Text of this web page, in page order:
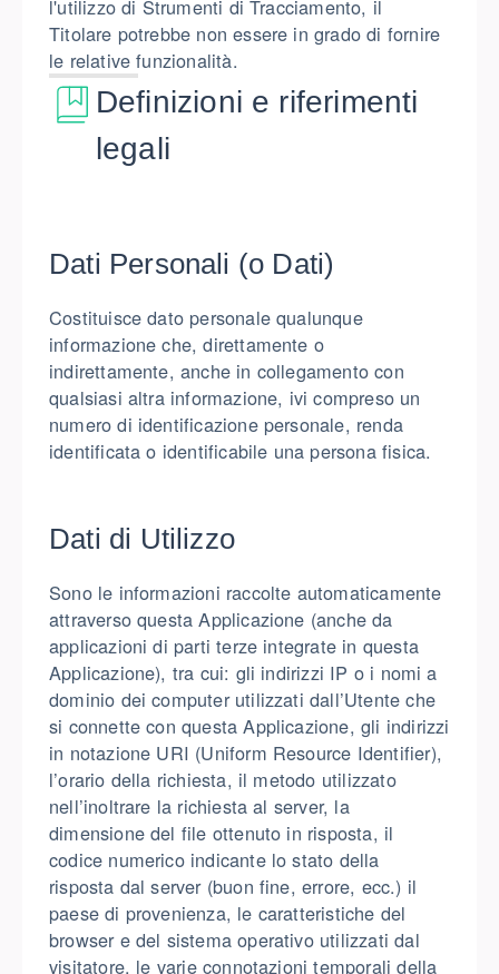
l'utilizzo di Strumenti di Tracciamento, il
Titolare potrebbe non essere in grado di fornire
le relative funzionalità.
Definizioni e riferimenti
legali
Dati Personali (o Dati)
Costituisce dato personale qualunque
informazione che, direttamente o
indirettamente, anche in collegamento con
qualsiasi altra informazione, ivi compreso un
numero di identificazione personale, renda
identificata o identificabile una persona fisica.
Dati di Utilizzo
Sono le informazioni raccolte automaticamente
attraverso questa Applicazione (anche da
applicazioni di parti terze integrate in questa
Applicazione), tra cui: gli indirizzi IP o i nomi a
dominio dei computer utilizzati dall’Utente che
si connette con questa Applicazione, gli indirizzi
in notazione URI (Uniform Resource Identifier),
l’orario della richiesta, il metodo utilizzato
nell’inoltrare la richiesta al server, la
dimensione del file ottenuto in risposta, il
codice numerico indicante lo stato della
risposta dal server (buon fine, errore, ecc.) il
paese di provenienza, le caratteristiche del
browser e del sistema operativo utilizzati dal
visitatore, le varie connotazioni temporali della